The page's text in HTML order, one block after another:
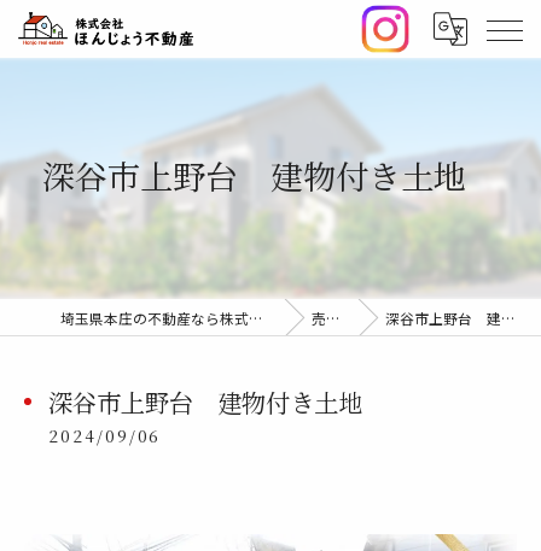
深谷市上野台 建物付き土地
埼玉県本庄の不動産なら株式会社ほんじょう不動産 売却事例 深谷市上野台 建物付き土地
深谷市上野台 建物付き土地
2024/09/06